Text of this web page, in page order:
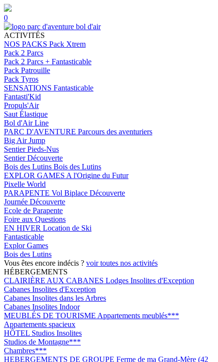
0
ACTIVITÉS
NOS PACKS Pack Xtrem
Pack 2 Parcs
Pack 2 Parcs + Fantasticable
Pack Patrouille
Pack Tyros
SENSATIONS Fantasticable
Fantasti'Kid
Propuls'Air
Saut Élastique
Bol d'Air Line
PARC D'AVENTURE Parcours des aventuriers
Big Air Jump
Sentier Pieds-Nus
Sentier Découverte
Bois des Lutins Bois des Lutins
EXPLOR GAMES A l'Origine du Futur
Pixelle World
PARAPENTE Vol Biplace Découverte
Journée Découverte
Ecole de Parapente
Foire aux Questions
EN HIVER Location de Ski
Fantasticable
Explor Games
Bois des Lutins
Vous êtes encore indécis ? voir toutes nos activités
HÉBERGEMENTS
CLAIRIÈRE AUX CABANES Lodges Insolites d'Exception
Cabanes Insolites d'Exception
Cabanes Insolites dans les Arbres
Cabanes Insolites Indoor
MEUBLÉS DE TOURISME Appartements meublés***
Appartements spacieux
HÔTEL Studios Insolites
Studios de Montagne***
Chambres***
HEBERGEMENTS DE GROUPE Ferme de ma Grand-Mère (42